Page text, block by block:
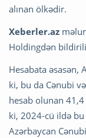
alınan ölkədir.
Xeberler.az
Holdingdən
Hesabata əsasən,
ki, bu da Cənubi
hesab olunan
ki, 2024-cü ildə
Azərbaycan